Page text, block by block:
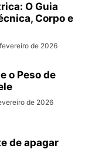
O Guia
Corpo e
de 2026
o Peso de
de 2026
de apagar